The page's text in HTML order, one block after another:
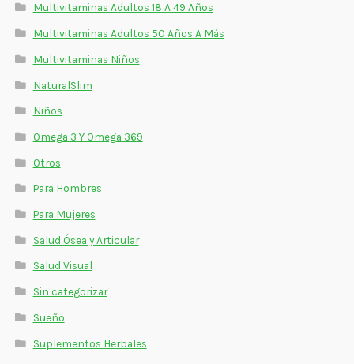
Multivitaminas Adultos 18 A 49 Años
Multivitaminas Adultos 50 Años A Más
Multivitaminas Niños
NaturalSlim
Niños
Omega 3 Y Omega 369
Otros
Para Hombres
Para Mujeres
Salud Ósea y Articular
Salud Visual
Sin categorizar
Sueño
Suplementos Herbales